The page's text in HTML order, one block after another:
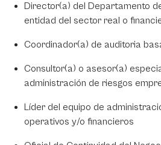
Director(a) del Departamento
entidad del sector real o
Coordinador(a) de auditoria
Consultor(a) o asesor(a)
administración de riesgos
Líder del equipo de
operativos y/o financieros